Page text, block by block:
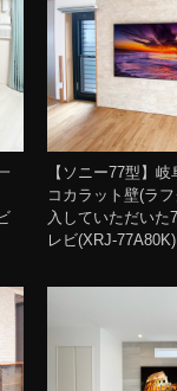
【ソニー77型】
コカラット壁(ラ
入していただいた
レビ(XRJ-